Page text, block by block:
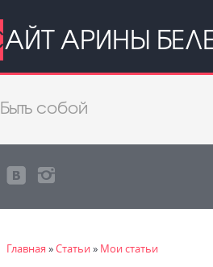
САЙТ АРИНЫ
Быть собой
Главная »Статьи» Мои статьи